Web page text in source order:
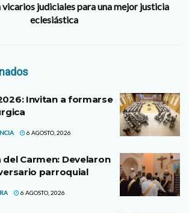
vicarios judiciales para una mejor justicia
eclesiástica
Invitan a formarse
6 AGOSTO, 2026
del Carmen: Develaron
parroquial
6 AGOSTO, 2026